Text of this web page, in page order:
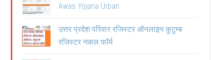
Awas Yojana Urban
उत्तर प्रदेश परिवार रजिस्टर ऑनलाइन कुटुम्ब
रजिस्टर नकल फॉर्म